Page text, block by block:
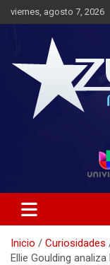
Saltar
al
viernes, agosto 7, 2026
Azul
Inicio
Curiosidades
Ellie Goulding